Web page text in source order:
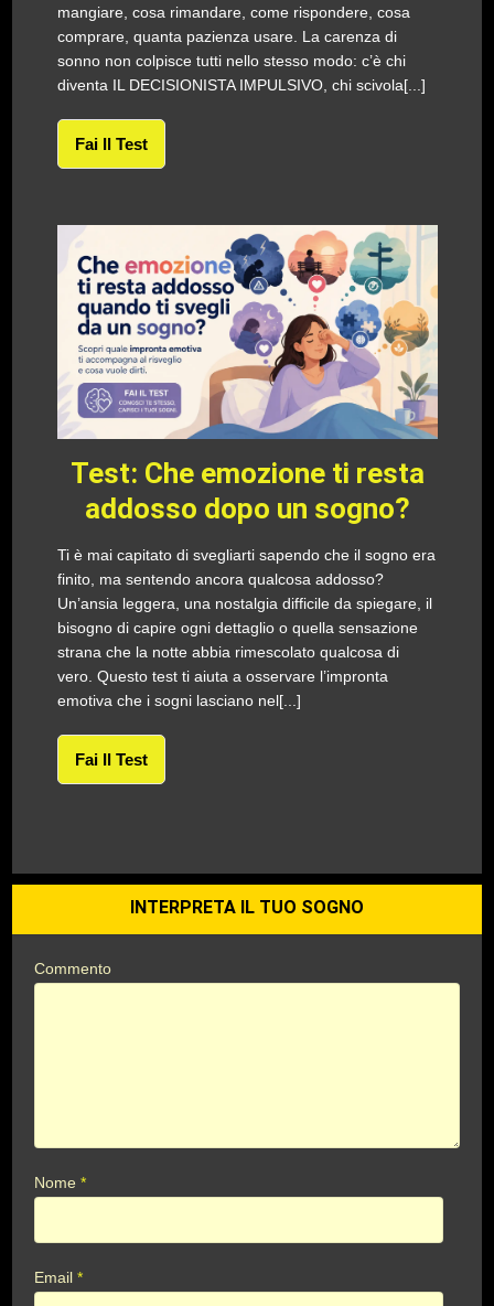
mangiare, cosa rimandare, come rispondere, cosa
comprare, quanta pazienza usare. La carenza di
sonno non colpisce tutti nello stesso modo: c’è chi
diventa IL DECISIONISTA IMPULSIVO, chi scivola[...]
Fai Il Test
Test: Che emozione ti resta
addosso dopo un sogno?
Ti è mai capitato di svegliarti sapendo che il sogno era
finito, ma sentendo ancora qualcosa addosso?
Un’ansia leggera, una nostalgia difficile da spiegare, il
bisogno di capire ogni dettaglio o quella sensazione
strana che la notte abbia rimescolato qualcosa di
vero. Questo test ti aiuta a osservare l’impronta
emotiva che i sogni lasciano nel[...]
Fai Il Test
INTERPRETA IL TUO SOGNO
Commento
Nome*
Email*